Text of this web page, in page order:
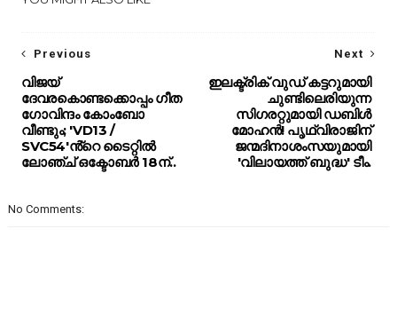
Next
ഇലക്ട്രിക് വുഡ് കട്ടറുമായി
ചുണ്ടിലെരിയുന്ന
സിഗരറ്റുമായി ഡബിൾ
മോഹൻ! പൃഥ്വിരാജിന്
ജന്മദിനാശംസയുമായി
'വിലായത്ത് ബുദ്ധ' ടീം.
Previous
വിജയ്
ദേവരകൊണ്ടക്കൊപ്പം ഗീത
ഗോവിന്ദം കോംബോ
വീണ്ടും; 'VD13 /
SVC54'ൻ്റെ ടൈറ്റിൽ
ലോഞ്ച് ഒക്ടോബർ 18ന്..
No Comments: